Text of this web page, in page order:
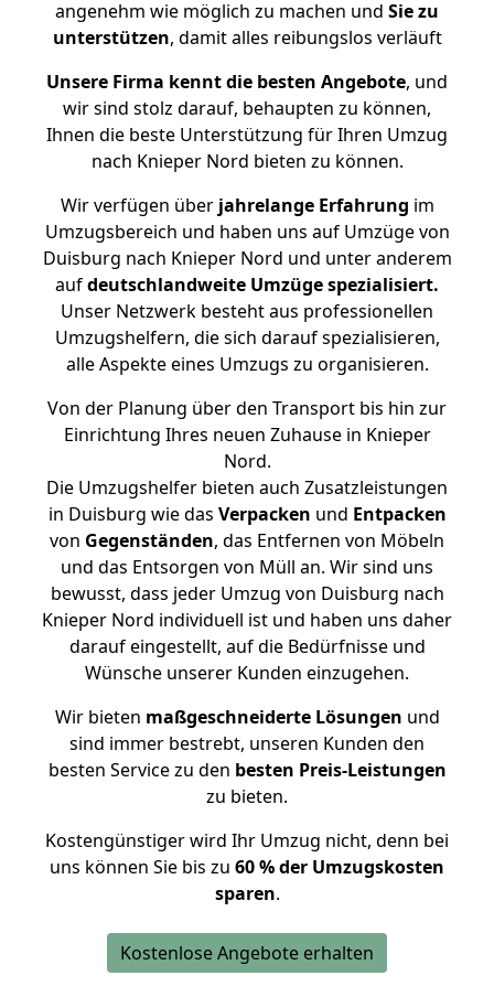
angenehm wie möglich zu machen und Sie zu
unterstützen, damit alles reibungslos verläuft
Unsere Firma kennt die besten Angebote, und
wir sind stolz darauf, behaupten zu können,
Ihnen die beste Unterstützung für Ihren Umzug
nach Knieper Nord bieten zu können.
Wir verfügen überjahrelange Erfahrung im
Umzugsbereich und haben uns auf Umzüge von
Duisburg nach Knieper Nord und unter anderem
aufdeutschlandweite Umzüge spezialisiert.
Unser Netzwerk besteht aus professionellen
Umzugshelfern, die sich darauf spezialisieren,
alle Aspekte eines Umzugs zu organisieren.
Von der Planung über den Transport bis hin zur
Einrichtung Ihres neuen Zuhause in Knieper
Nord.
Die Umzugshelfer bieten auch Zusatzleistungen
in Duisburg wie das Verpacken und Entpacken
von Gegenständen, das Entfernen von Möbeln
und das Entsorgen von Müll an. Wir sind uns
bewusst, dass jeder Umzug von Duisburg nach
Knieper Nord individuell ist und haben uns daher
darauf eingestellt, auf die Bedürfnisse und
Wünsche unserer Kunden einzugehen.
Wir bieten maßgeschneiderte Lösungen und
sind immer bestrebt, unseren Kunden den
besten Service zu den besten Preis-Leistungen
zu bieten.
Kostengünstiger wird Ihr Umzug nicht, denn bei
uns können Sie bis zu 60 % der Umzugskosten
sparen.
Kostenlose Angebote erhalten